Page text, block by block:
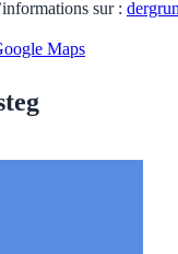
sur :
Maps